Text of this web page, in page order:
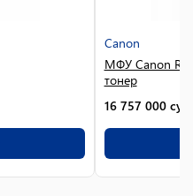
Canon
МФУ Canon
тонер
16 757 000 сум